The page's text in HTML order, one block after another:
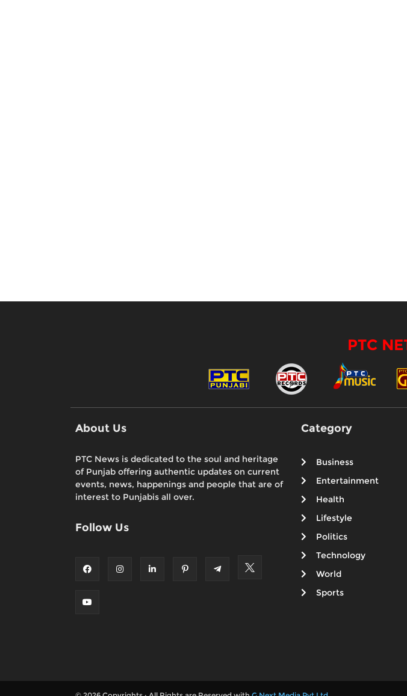
PTC
About Us
PTC News is dedicated to the soul and heritage
of Punjab offering authentic updates on current
events, news, happenings and people that are of
interest to Punjabis all over.
Follow Us
Category
Business
Entertainment
Health
Lifestyle
Politics
Technology
World
Sports